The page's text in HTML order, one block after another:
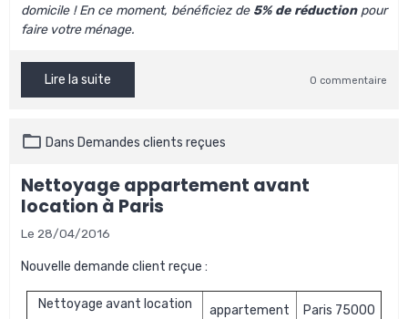
domicile! En ce moment, bénéficiez de5% de réductionpour
faire votre ménage.
Lire la suite 0 commentaire
Dans Demandes clients reçues
Nettoyage appartement avant
location à Paris
Le 28/04/2016
Nouvelle demande client reçue :
Nettoyage avant location appartement Paris 75000